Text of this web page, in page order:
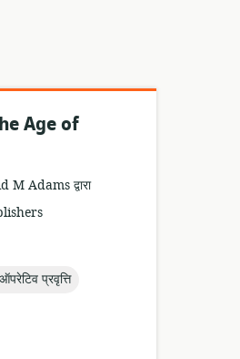
Age of
Adams द्वारा
प्रवृत्ति